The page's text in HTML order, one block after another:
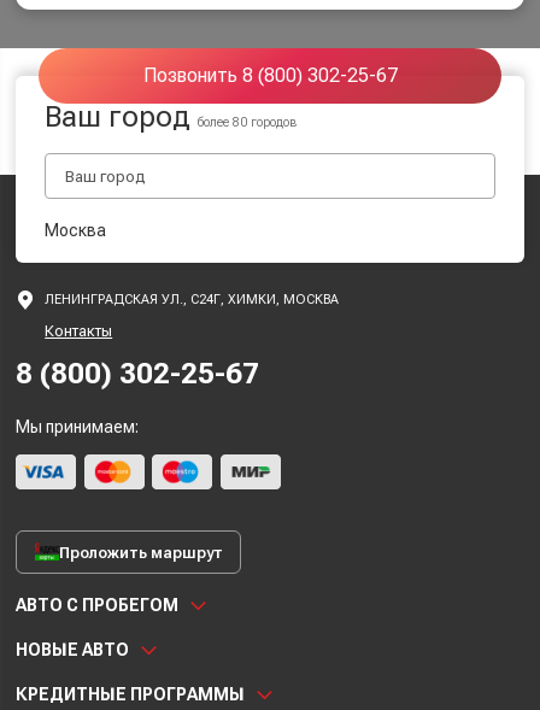
Позвонить 8 (800) 302-25-67
Ваш городболее 80 городов
Москва
ЛЕНИНГРАДСКАЯ УЛ., С24Г, ХИМКИ, МОСКВА
Контакты
8 (800) 302-25-67
Мы принимаем:
Проложить маршрут
АВТО С ПРОБЕГОМ
НОВЫЕ АВТО
КРЕДИТНЫЕ ПРОГРАММЫ